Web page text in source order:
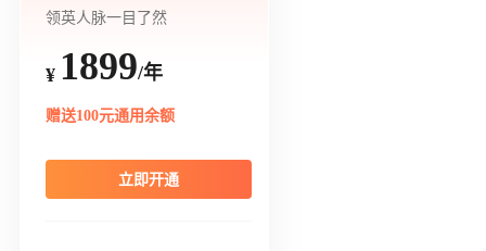
领英人脉一目了然
¥ 1899/年
赠送100元通用余额
立即开通